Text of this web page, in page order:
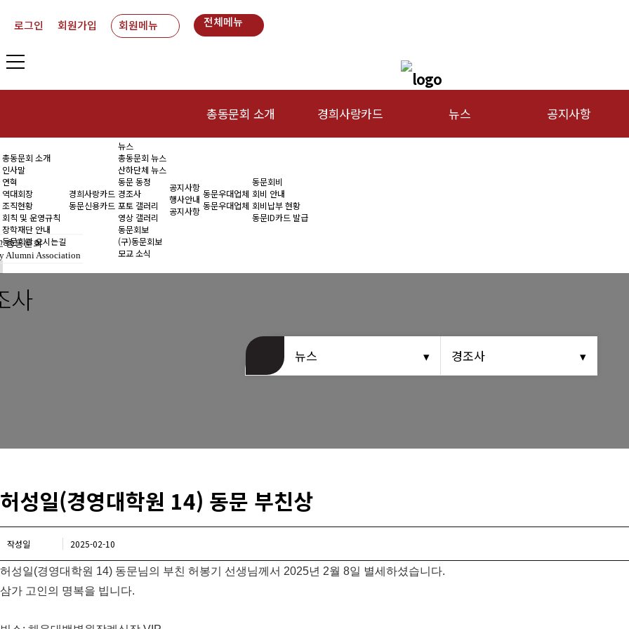
로그인 회원가입 회원메뉴 전체메뉴
총동문회 소개
연혁
역대회장
회칙 및 운영규칙
경희사랑카드 뉴스
포토 갤러리
(구)동문회보
공지사항
총동문회 소개
인사말
연혁
역대회장
조직현황
회칙 및 운영규칙
장학재단 안내
동문회관 오시는길
경희사랑카드
동문신용카드
뉴스
총동문회 뉴스
산하단체 뉴스
동문 동정
경조사
포토 갤러리
영상 갤러리
동문회보
(구)동문회보
모교 소식
공지사항
행사안내
공지사항
동문우대업체
동문우대업체
동문회비
회비 안내
회비납부 현황
동문ID카드 발급
총동문회
Alumni Association
사
뉴스 경조사
허성일(경영대학원 14) 동문 부친상
작성일 2025-02-10
허성일(경영대학원 14) 동문님의 부친 허봉기 선생님께서 2025년 2월 8일 별세하셨습니다.
삼가 고인의 명복을 빕니다.